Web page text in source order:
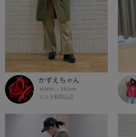
かずえちゃん
エスタ和田山店
161cm